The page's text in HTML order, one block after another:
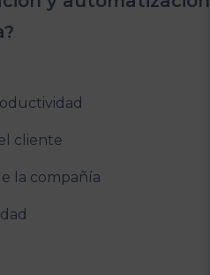
cliente
la compañía